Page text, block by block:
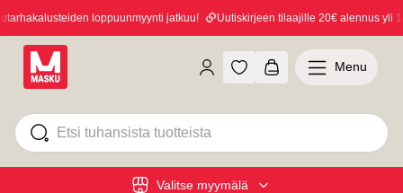
loppuunmyynti jatkuu! Uutiskirjeen tilaajille 20€ alennus yli
Valitse myymälä
Menu